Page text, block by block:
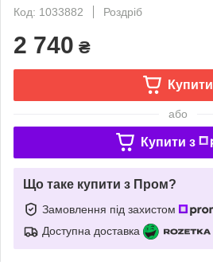
Код: 1033882
Роздріб
2 740 ₴
Купити
або
Купити з
Що таке купити з Пром?
Замовлення під захистом
Доступна доставка